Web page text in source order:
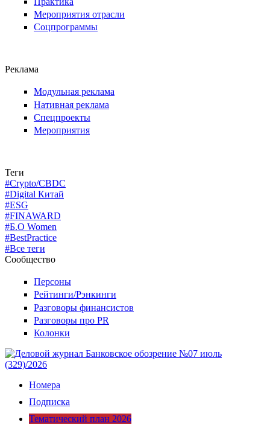
Мероприятия отрасли
Соцпрограммы
Реклама
Модульная реклама
Нативная реклама
Спецпроекты
Мероприятия
Теги
#Crypto/CBDC
#Digital Китай
#ESG
#FINAWARD
#Б.О Women
#BestPractice
#Все теги
Сообщество
Персоны
Рейтинги/Рэнкинги
Разговоры финансистов
Разговоры про PR
Колонки
Номера
Подписка
Тематический план 2026